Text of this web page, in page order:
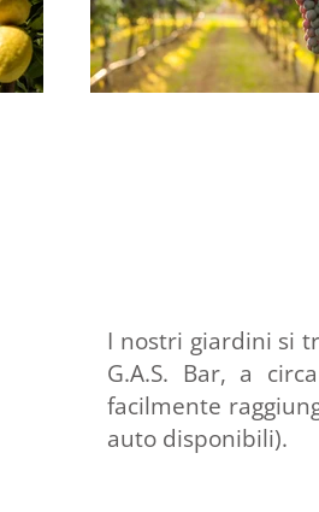
I nostri giardini si
G.A.S. Bar, a
facilmente
auto disponibili).